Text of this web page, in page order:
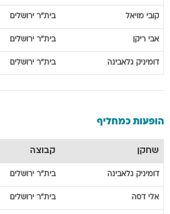
קובי מויאל בית"ר ירושלים
אבי ריקן בית"ר ירושלים
דומיניק גלאבינה בית"ר ירושלים
הופעות כמחליף
שחקן קבוצה
דומיניק גלאבינה בית"ר ירושלים
אלי דסה בית"ר ירושלים